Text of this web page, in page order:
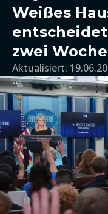
Weißes
zwei
Aktualisiert: